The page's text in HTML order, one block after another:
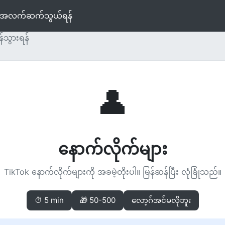
အလက်ဆက်သွယ်ရန်
သွားရန်
👤
နောက်လိုက်များ
TikTok နောက်လိုက်များကို အခမဲ့တိုးပါ။ မြန်ဆန်ပြီး လုံခြုံသည်။
⏱ 5 min 🎁 50-500 လော့ဂ်အင်မလိုဘူး